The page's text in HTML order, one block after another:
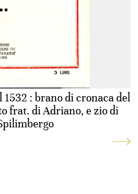
: brano di cronaca del
frat. di Adriano, e zio di